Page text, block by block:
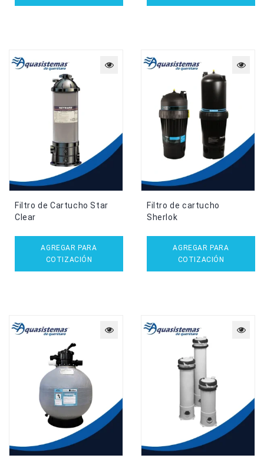
Filtro de Cartucho Star
Clear
AGREGAR PARA
COTIZACIÓN
Filtro de cartucho
Sherlok
AGREGAR PARA
COTIZACIÓN